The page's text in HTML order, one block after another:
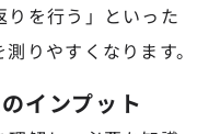
を行う」といった
りやすくなります。
インプット